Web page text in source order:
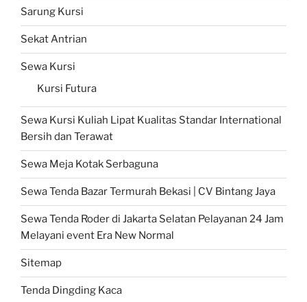
Sarung Kursi
Sekat Antrian
Sewa Kursi
Kursi Futura
Sewa Kursi Kuliah Lipat Kualitas Standar International
Bersih dan Terawat
Sewa Meja Kotak Serbaguna
Sewa Tenda Bazar Termurah Bekasi | CV Bintang Jaya
Sewa Tenda Roder di Jakarta Selatan Pelayanan 24 Jam
Melayani event Era New Normal
Sitemap
Tenda Dingding Kaca